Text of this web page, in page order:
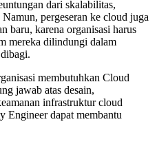
dari skalabilitas,
pergeseran ke cloud juga
baru, karena organisasi harus
mereka dilindungi dalam
membutuhkan Cloud
jawab atas desain,
infrastruktur cloud
Engineer dapat membantu